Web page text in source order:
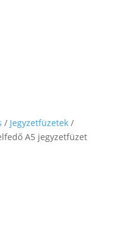
/ Jegyzetfüzetek/
A5 jegyzetfüzet